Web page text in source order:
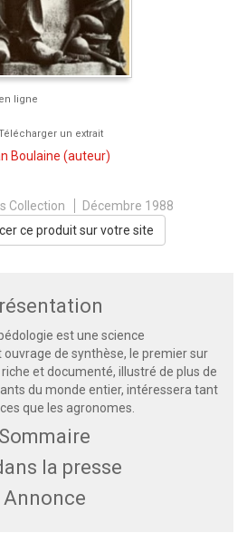
ligne
un extrait
Boulaine (auteur)
Collection
Décembre 1988
ce produit sur votre site
est une science
de synthèse, le premier sur
et documenté, illustré de plus de
du monde entier, intéressera tant
que les agronomes.
Sommaire
la presse
Annonce